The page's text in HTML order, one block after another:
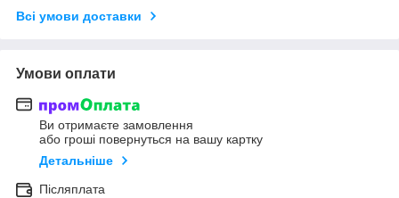
Всі умови доставки
Умови оплати
Ви отримаєте замовлення
або гроші повернуться на вашу картку
Детальніше
Післяплата